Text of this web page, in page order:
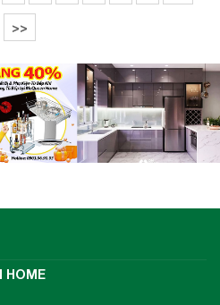
>>
HOME